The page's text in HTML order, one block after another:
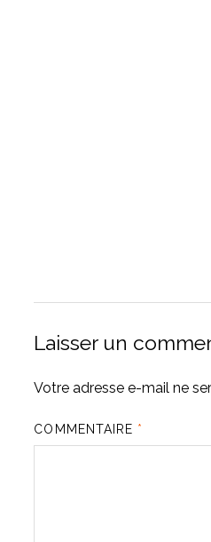
Laisser un
Votre adresse e-mail ne
COMMENTAIRE *